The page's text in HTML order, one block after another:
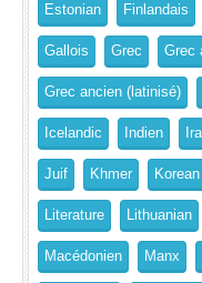
Estonian Finlandais
Gallois Grec Grec
Grec ancien (latinisé)
Icelandic Indien
Juif Khmer Korean
Literature Lithuanian
Macédonien Manx